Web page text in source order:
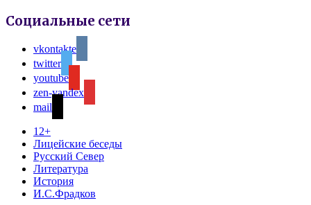
Социальные сети
vkontakte
twitter
youtube
zen-yandex
mail
12+
Лицейские беседы
Русский Север
Литература
История
И.С.Фрадков